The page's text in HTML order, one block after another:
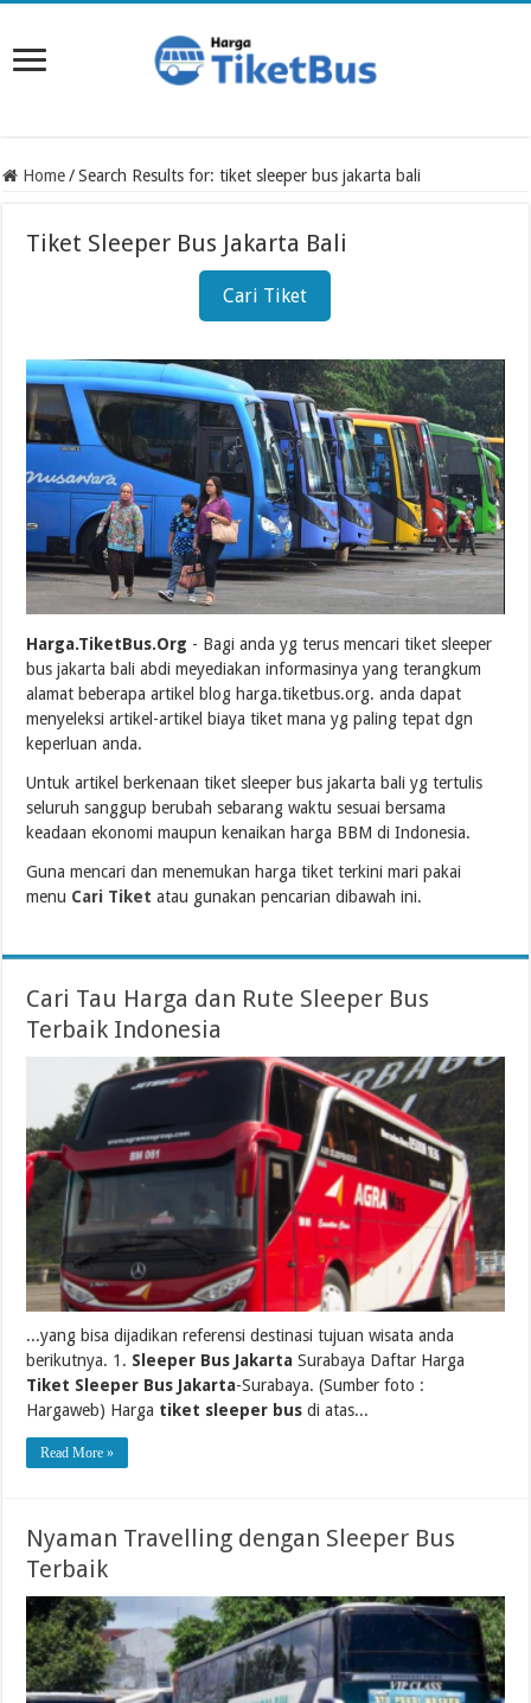
Home / Search Results for: tiket sleeper bus jakarta bali
Tiket Sleeper Bus Jakarta Bali
Cari Tiket
Harga.TiketBus.Org - Bagi anda yg terus mencari tiket sleeper
bus jakarta bali abdi meyediakan informasinya yang terangkum
alamat beberapa artikel blog harga.tiketbus.org. anda dapat
menyeleksi artikel-artikel biaya tiket mana yg paling tepat dgn
keperluan anda.
Untuk artikel berkenaan tiket sleeper bus jakarta bali yg tertulis
seluruh sanggup berubah sebarang waktu sesuai bersama
keadaan ekonomi maupun kenaikan harga BBM di Indonesia.
Guna mencari dan menemukan harga tiket terkini mari pakai
menu Cari Tiket atau gunakan pencarian dibawah ini.
Cari Tau Harga dan Rute Sleeper Bus
Terbaik Indonesia
...yang bisa dijadikan referensi destinasi tujuan wisata anda
berikutnya. 1. Sleeper Bus Jakarta Surabaya Daftar Harga
Tiket Sleeper Bus Jakarta-Surabaya. (Sumber foto :
Hargaweb) Harga tiket sleeper bus di atas...
Read More »
Nyaman Travelling dengan Sleeper Bus
Terbaik